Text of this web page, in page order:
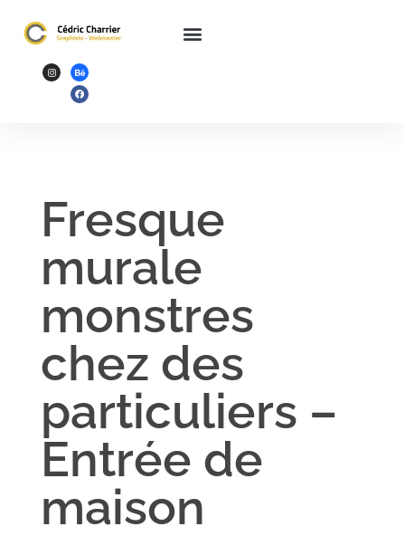
Fresque
murale
monstres
chez des
particuliers –
Entrée de
maison